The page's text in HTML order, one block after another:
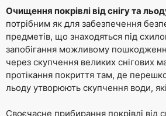
Очищення покрівлі від снігу та
потрібним як для забезпечення
предметів, що знаходяться під
запобігання можливому
через скупчення великих снігових
протікання покриття там, де
льоду утворюють скупчення води,
Своєчасне прибирання покрівлі від